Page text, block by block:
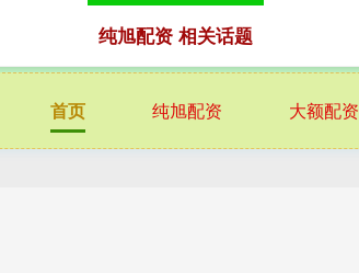
首页 纯旭配资 大额配资
纯旭配资 相关话题